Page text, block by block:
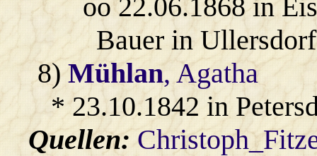
oo 22.06.1868 in
Bauer in
8)Mühlan, Agatha
* 23.10.1842 in
Quellen: